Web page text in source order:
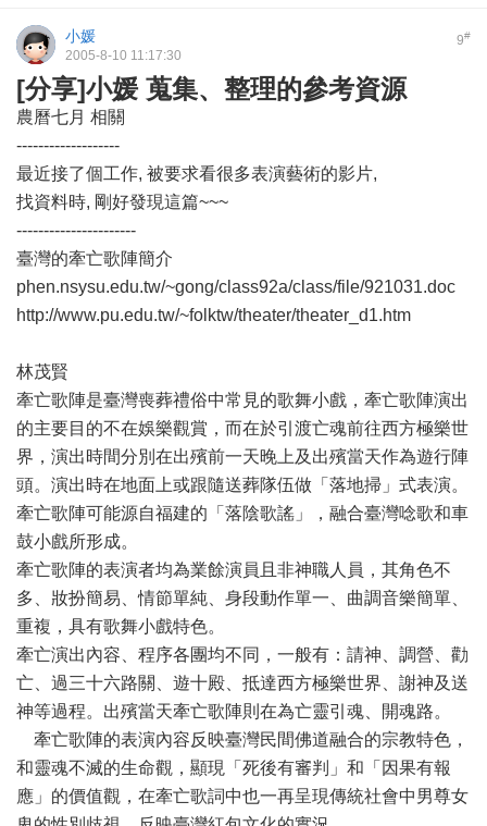
9#
小媛
2005-8-10 11:17:30
[分享]小媛 蒐集、整理的參考資源
農曆七月 相關
-------------------
最近接了個工作, 被要求看很多表演藝術的影片,
找資料時, 剛好發現這篇~~~
----------------------
臺灣的牽亡歌陣簡介
phen.nsysu.edu.tw/~gong/class92a/class/file/921031.doc
http://www.pu.edu.tw/~folktw/theater/theater_d1.htm
林茂賢
牽亡歌陣是臺灣喪葬禮俗中常見的歌舞小戲，牽亡歌陣演出
的主要目的不在娛樂觀賞，而在於引渡亡魂前往西方極樂世
界，演出時間分別在出殯前一天晚上及出殯當天作為遊行陣
頭。演出時在地面上或跟隨送葬隊伍做「落地掃」式表演。
牽亡歌陣可能源自福建的「落陰歌謠」，融合臺灣唸歌和車
鼓小戲所形成。
牽亡歌陣的表演者均為業餘演員且非神職人員，其角色不
多、妝扮簡易、情節單純、身段動作單一、曲調音樂簡單、
重複，具有歌舞小戲特色。
牽亡演出內容、程序各團均不同，一般有：請神、調營、勸
亡、過三十六路關、遊十殿、抵達西方極樂世界、謝神及送
神等過程。出殯當天牽亡歌陣則在為亡靈引魂、開魂路。
牽亡歌陣的表演內容反映臺灣民間佛道融合的宗教特色，
和靈魂不滅的生命觀，顯現「死後有審判」和「因果有報
應」的價值觀，在牽亡歌詞中也一再呈現傳統社會中男尊女